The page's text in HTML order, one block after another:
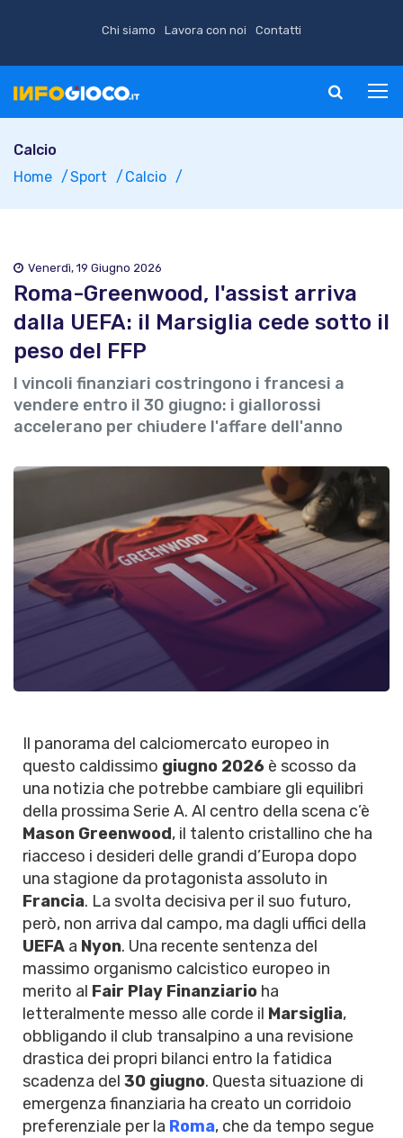
Chi siamo Lavora con noi Contatti
Calcio
Home
Sport Calcio
Venerdì, 19 Giugno 2026
Roma-Greenwood, l'assist arriva
dalla UEFA: il Marsiglia cede sotto il
peso del FFP
I vincoli finanziari costringono i francesi a
vendere entro il 30 giugno: i giallorossi
accelerano per chiudere l'affare dell'anno
Il panorama del calciomercato europeo in
questo caldissimo giugno 2026 è scosso da
una notizia che potrebbe cambiare gli equilibri
della prossima Serie A. Al centro della scena c’è
Mason Greenwood, il talento cristallino che ha
riacceso i desideri delle grandi d’Europa dopo
una stagione da protagonista assoluto in
Francia. La svolta decisiva per il suo futuro,
però, non arriva dal campo, ma dagli uffici della
UEFA a Nyon. Una recente sentenza del
massimo organismo calcistico europeo in
merito al Fair Play Finanziario ha
letteralmente messo alle corde il Marsiglia,
obbligando il club transalpino a una revisione
drastica dei propri bilanci entro la fatidica
scadenza del 30 giugno. Questa situazione di
emergenza finanziaria ha creato un corridoio
preferenziale per la Roma, che da tempo segue